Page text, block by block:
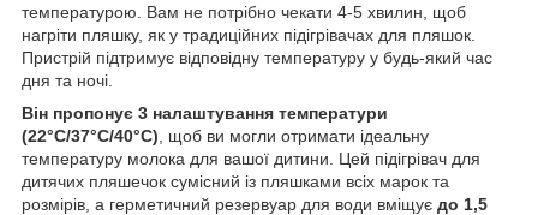
температурою. Вам не потрібно чекати 4-5 хвилин, щоб
нагріти пляшку, як у традиційних підігрівачах для пляшок.
Пристрій підтримує відповідну температуру у будь-який час
дня та ночі.
Він пропонує 3 налаштування температури
(22°C/37°C/40°C) , щоб ви могли отримати ідеальну
температуру молока для вашої дитини. Цей підігрівач для
дитячих пляшечок сумісний із пляшками всіх марок та
розмірів, а герметичний резервуар для води вміщує до 1,5